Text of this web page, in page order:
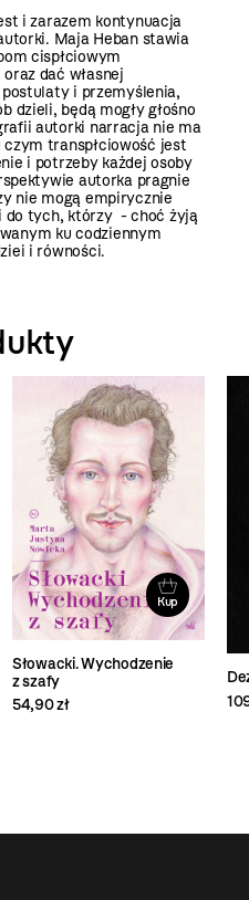
i zarazem kontynuacja
Maja Heban stawia
cispłciowym
dać własnej
i przemyślenia,
dzieli, będą mogły głośno
autorki narracja nie ma
transpłciowość jest
i potrzeby każdej osoby
autorka pragnie
nie mogą empirycznie
do tych, którzy - choć żyją
ku codziennym
i równości.
Kup
Słowacki. Wychodzenie
z szafy
54,90 zł